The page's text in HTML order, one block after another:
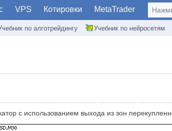
VPS Котировки MetaTrader
по алготрейдингу Учебник по нейросетям
с использованием выхода из зон